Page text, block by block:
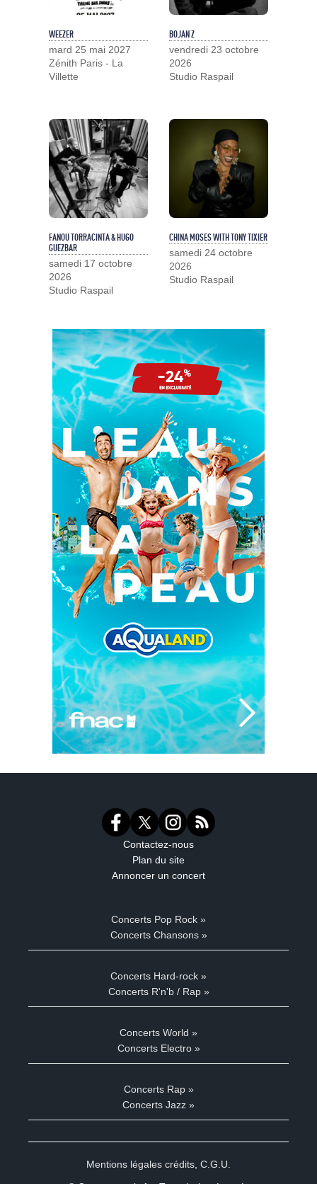
WEEZER
mard 25 mai 2027
Zénith Paris - La
Villette
BOJAN Z
vendredi 23 octobre
2026
Studio Raspail
FANOU TORRACINTA & HUGO
GUEZBAR
samedi 17 octobre
2026
Studio Raspail
CHINA MOSES WITH TONY TIXIER
samedi 24 octobre
2026
Studio Raspail
Contactez-nous
Plan du site
Annoncer un concert
Concerts Pop Rock »
Concerts Chansons »
Concerts Hard-rock »
Concerts R'n'b / Rap »
Concerts World »
Concerts Electro »
Concerts Rap »
Concerts Jazz »
Mentions légales crédits C.G.U.